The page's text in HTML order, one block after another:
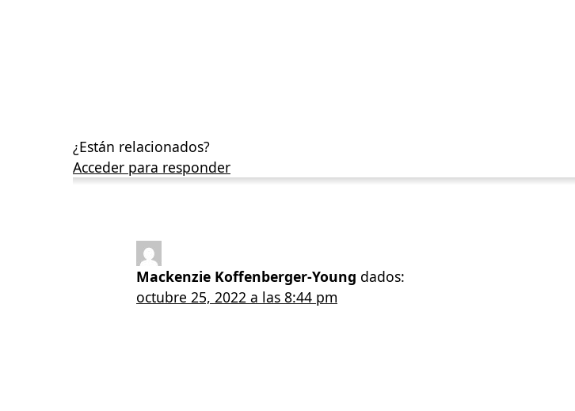
¿Están relacionados?
Acceder para responder
Mackenzie Koffenberger-Young dados:
octubre 25, 2022 a las 8:44 pm